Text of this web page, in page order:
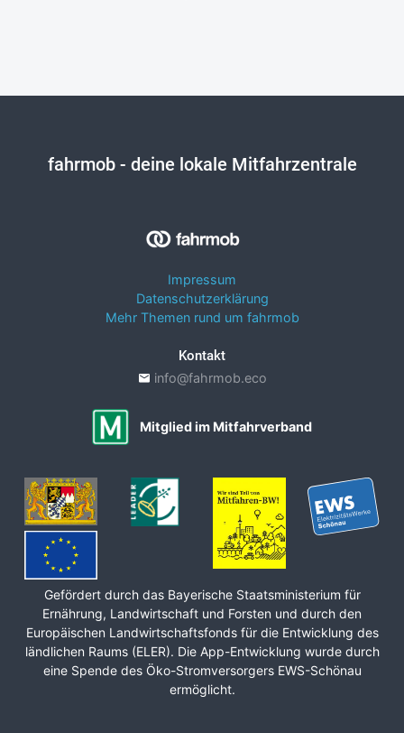
fahrmob- deine lokale Mitfahrzentrale
Impressum
Datenschutzerklärung
Mehr Themen rund um fahrmob
Kontakt
info@fahrmob.eco
Mitglied im Mitfahrverband
Gefördert durch das Bayerische Staats­ministerium für
Ernährung, Land­wirt­schaft und Forsten und durch den
Europäischen Land­wirt­schafts­fonds für die Ent­wicklung des
ländlichen Raums (ELER). Die App-Entwicklung wurde durch
eine Spende des Öko-Stromversorgers EWS-Schönau
ermöglicht.